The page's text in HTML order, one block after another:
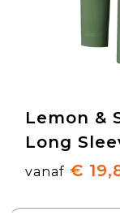
Lemon &
Long
vanaf €